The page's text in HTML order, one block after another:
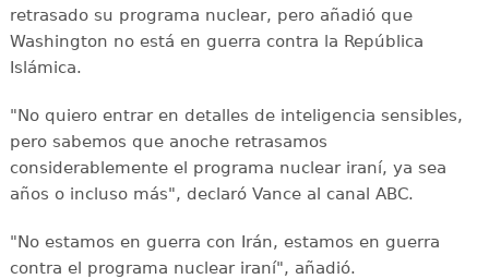
retrasado su programa nuclear, pero añadió que
Washington no está en guerra contra la República
Islámica.
"No quiero entrar en detalles de inteligencia sensibles,
pero sabemos que anoche retrasamos
considerablemente el programa nuclear iraní, ya sea
años o incluso más", declaró Vance al canal ABC.
"No estamos en guerra con Irán, estamos en guerra
contra el programa nuclear iraní", añadió.